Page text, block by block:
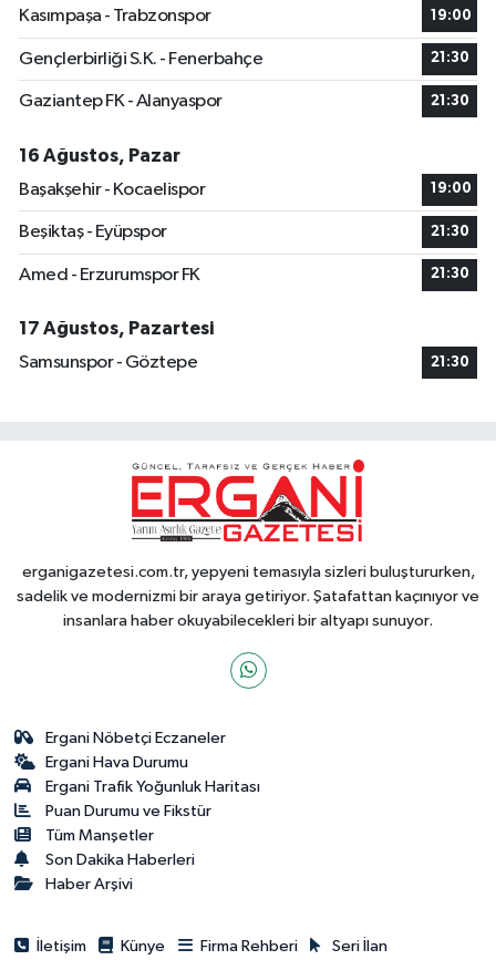
Kasımpaşa - Trabzonspor 19:00
Gençlerbirliği S.K. - Fenerbahçe 21:30
Gaziantep FK - Alanyaspor 21:30
16 Ağustos, Pazar
Başakşehir - Kocaelispor
19:00
Beşiktaş - Eyüpspor 21:30
Amed - Erzurumspor FK 21:30
17 Ağustos, Pazartesi
Samsunspor - Göztepe
21:30
erganigazetesi.com.tr, yepyeni temasıyla sizleri buluştururken,
sadelik ve modernizmi bir araya getiriyor. Şatafattan kaçınıyor ve
insanlara haber okuyabilecekleri bir altyapı sunuyor.
Ergani Nöbetçi Eczaneler
Ergani Hava Durumu
Ergani Trafik Yoğunluk Haritası
Puan Durumu ve Fikstür
Tüm Manşetler
Son Dakika Haberleri
Haber Arşivi
İletişim Künye Firma Rehberi Seri İlan